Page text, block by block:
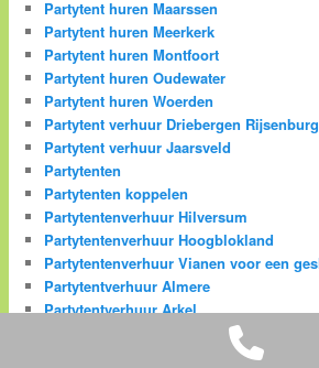
Partytent huren Maarssen
Partytent huren Meerkerk
Partytent huren Montfoort
Partytent huren Oudewater
Partytent huren Woerden
Partytent verhuur Driebergen Rijsenburg
Partytent verhuur Jaarsveld
Partytenten
Partytenten koppelen
Partytentenverhuur Hilversum
Partytentenverhuur Hoogblokland
Partytentenverhuur Vianen voor een
Partytentverhuur Almere
Partytentverhuur Arkel
Partytentverhuur Benschop
Partytentverhuur Schoonhoven